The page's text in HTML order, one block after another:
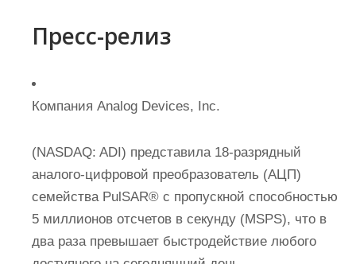
Пресс-релиз
Компания Analog Devices, Inc.
(NASDAQ: ADI) представила 18-разрядный
аналого-цифровой преобразователь (АЦП)
семейства PulSAR® с пропускной способностью
5 миллионов отсчетов в секунду (MSPS), что в
два раза превышает быстродействие любого